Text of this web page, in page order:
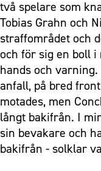
två spelare som
Tobias Grahn och
straffområdet och
och för sig en boll
hands och
anfall, på bred
motades, men
långt bakifrån. I
sin bevakare och
bakifrån - solklar